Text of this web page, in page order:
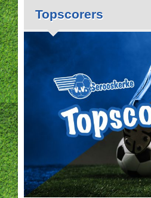
Topscorers